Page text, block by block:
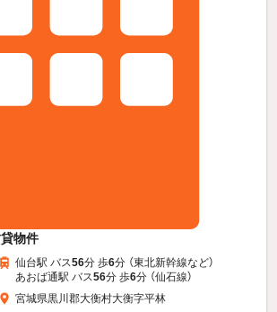
物件
仙台駅 バス56分 歩6分 （東北新幹線など）
あおば通駅 バス56分 歩6分 （仙石線）
宮城県黒川郡大衡村大衡字平林